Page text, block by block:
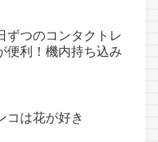
ずつのコンタクトレ
便利！機内持ち込み
コは花が好き